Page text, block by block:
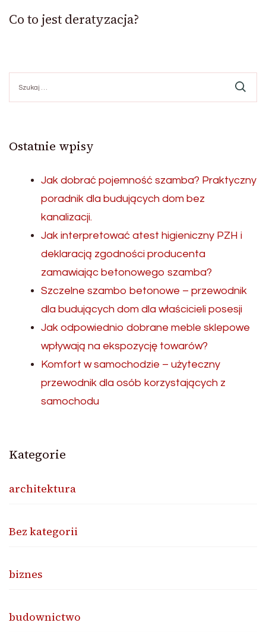
Co to jest deratyzacja?
Ostatnie wpisy
Jak dobrać pojemność szamba? Praktyczny
poradnik dla budujących dom bez
kanalizacji.
Jak interpretować atest higieniczny PZH i
deklaracją zgodności producenta
zamawiając betonowego szamba?
Szczelne szambo betonowe – przewodnik
dla budujących dom dla właścicieli posesji
Jak odpowiednio dobrane meble sklepowe
wpływają na ekspozycję towarów?
Komfort w samochodzie – użyteczny
przewodnik dla osób korzystających z
samochodu
Kategorie
architektura
Bez kategorii
biznes
budownictwo